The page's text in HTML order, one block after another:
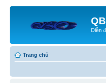
Diễn
Trang chủ